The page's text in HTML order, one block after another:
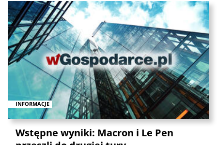
INFORMACJE
Wstępne wyniki: Macron i Le Pen